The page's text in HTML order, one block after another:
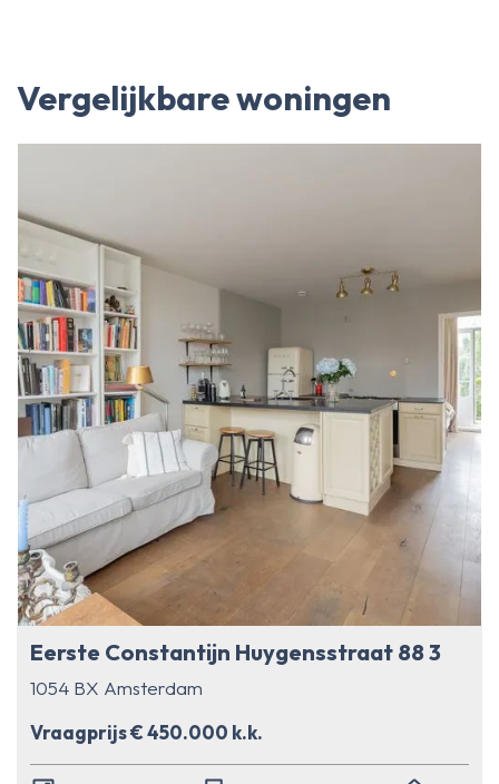
Vergelijkbare woningen
Eerste Constantijn Huygensstraat 88 3
1054 BX Amsterdam
Vraagprijs € 450.000 k.k.